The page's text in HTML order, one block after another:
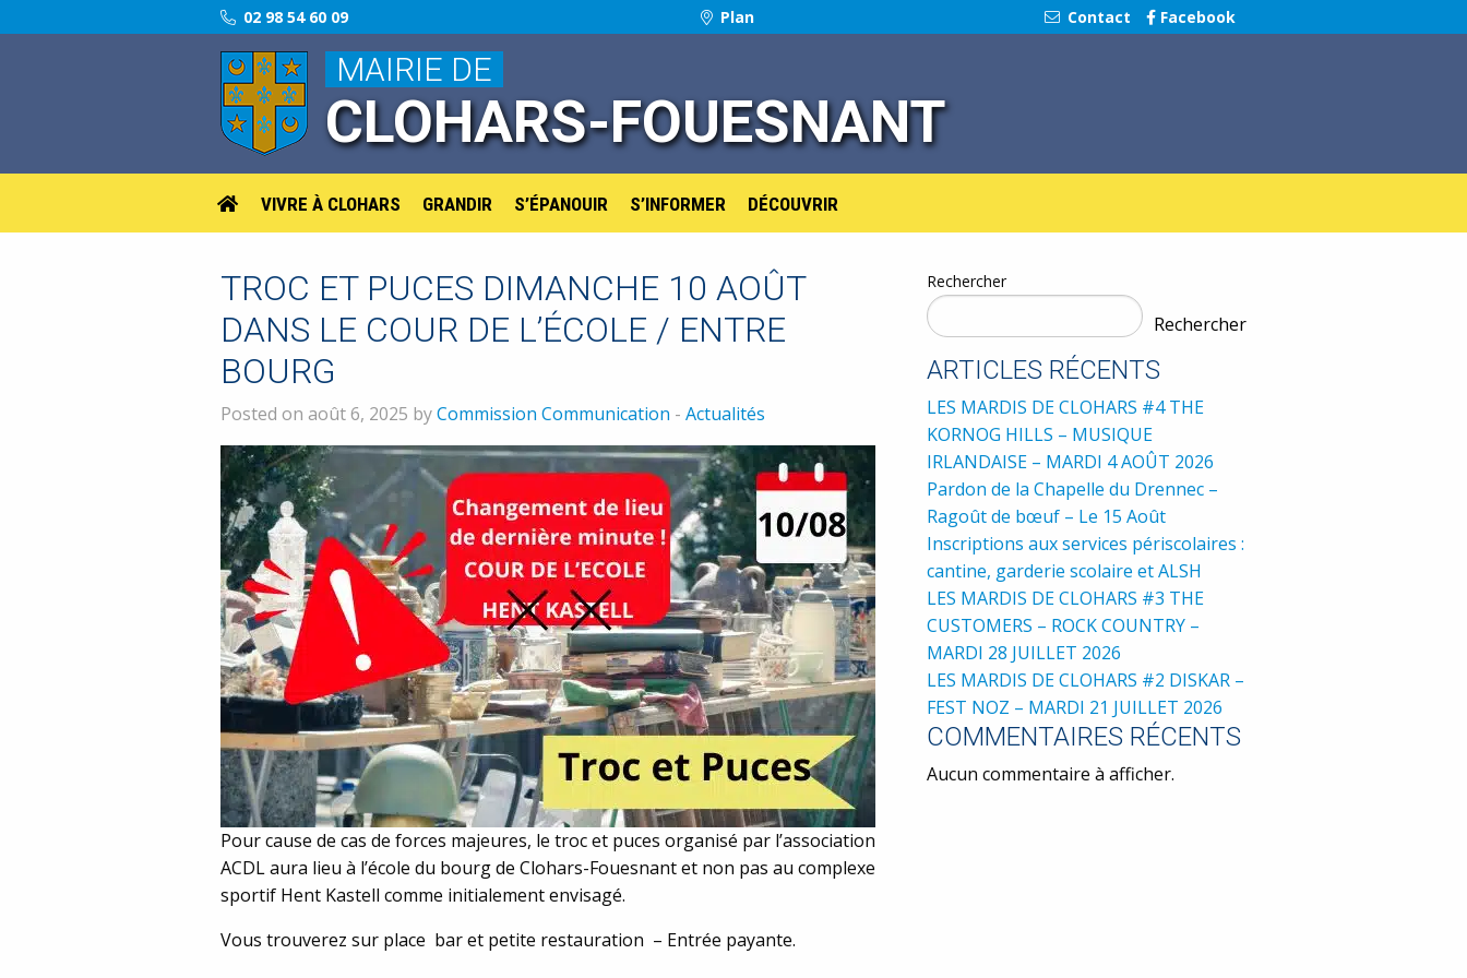
02 98 54 60 09 Plan Contact Facebook
MAIRIE DE
CLOHARS-FOUESNANT
VIVRE À CLOHARS GRANDIR S’ÉPANOUIR S’INFORMER DÉCOUVRIR
TROC ET PUCES DIMANCHE 10 AOÛT
DANS LE COUR DE L’ÉCOLE / ENTRE
BOURG
Posted on août 6, 2025 byCommission Communication - Actualités
Pour cause de cas de forces majeures, le troc et puces organisé par l’association
ACDL aura lieu à l’école du bourg de Clohars-Fouesnant et non pas au complexe
sportif Hent Kastell comme initialement envisagé.
Vous trouverez sur place bar et petite restauration – Entrée payante.
Rechercher
Rechercher
ARTICLES RÉCENTS
LES MARDIS DE CLOHARS #4 THE
KORNOG HILLS – MUSIQUE
IRLANDAISE – MARDI 4 AOÛT 2026
Pardon de la Chapelle du Drennec –
Ragoût de bœuf – Le 15 Août
Inscriptions aux services périscolaires :
cantine, garderie scolaire et ALSH
LES MARDIS DE CLOHARS #3 THE
CUSTOMERS – ROCK COUNTRY –
MARDI 28 JUILLET 2026
LES MARDIS DE CLOHARS #2 DISKAR –
FEST NOZ – MARDI 21 JUILLET 2026
COMMENTAIRES RÉCENTS
Aucun commentaire à afficher.